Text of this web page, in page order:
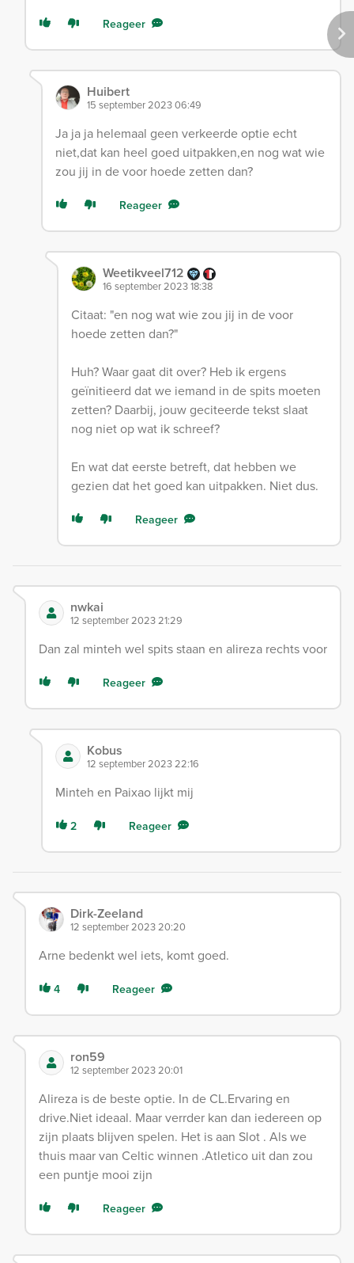
Reageer
Huibert
15 september 2023 06:49
Ja ja ja helemaal geen verkeerde optie echt
niet,dat kan heel goed uitpakken,en nog wat wie
zou jij in de voor hoede zetten dan?
Reageer
Weetikveel712
16 september 2023 18:38
Citaat: "en nog wat wie zou jij in de voor
hoede zetten dan?"
Huh? Waar gaat dit over? Heb ik ergens
geïnitieerd dat we iemand in de spits moeten
zetten? Daarbij, jouw geciteerde tekst slaat
nog niet op wat ik schreef?
En wat dat eerste betreft, dat hebben we
gezien dat het goed kan uitpakken. Niet dus.
Reageer
nwkai
12 september 2023 21:29
Dan zal minteh wel spits staan en alireza rechts voor
Reageer
Kobus
12 september 2023 22:16
Minteh en Paixao lijkt mij
2 Reageer
Dirk-Zeeland
12 september 2023 20:20
Arne bedenkt wel iets, komt goed.
4 Reageer
ron59
12 september 2023 20:01
Alireza is de beste optie. In de CL.Ervaring en
drive.Niet ideaal. Maar verrder kan dan iedereen op
zijn plaats blijven spelen. Het is aan Slot . Als we
thuis maar van Celtic winnen .Atletico uit dan zou
een puntje mooi zijn
Reageer